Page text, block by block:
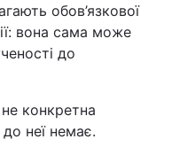
обов’язкової
вона сама може
до
конкретна
неї немає.